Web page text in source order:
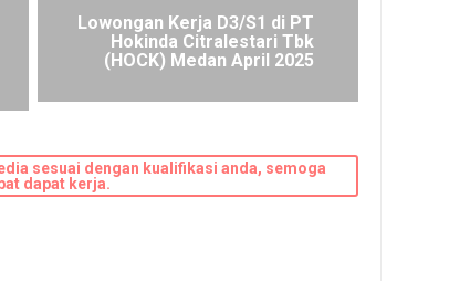
Lowongan Kerja D3/S1 di PT
Hokinda Citralestari Tbk
(HOCK) Medan April 2025
sesuai dengan kualifikasi anda, semoga
dapat kerja.